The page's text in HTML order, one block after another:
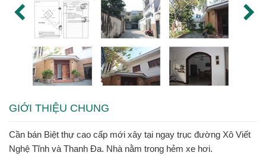
GIỚI THIỆU CHUNG
Cần bán Biệt thự cao cấp mới xây tại ngay trục đường Xô Viết
Nghệ Tĩnh và Thanh Đa. Nhà nằm trong hẻm xe hơi.